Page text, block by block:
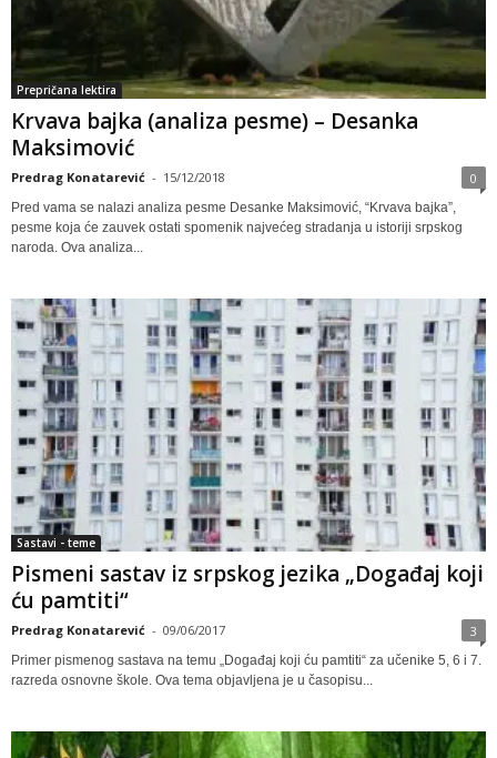
Prepričana lektira
Krvava bajka (analiza pesme) – Desanka
Maksimović
Predrag Konatarević - 15/12/2018 0
Pred vama se nalazi analiza pesme Desanke Maksimović, “Krvava bajka”,
pesme koja će zauvek ostati spomenik najvećeg stradanja u istoriji srpskog
naroda. Ova analiza...
Sastavi - teme
Pismeni sastav iz srpskog jezika „Događaj koji
ću pamtiti“
Predrag Konatarević - 09/06/2017 3
Primer pismenog sastava na temu „Događaj koji ću pamtiti“ za učenike 5, 6 i 7.
razreda osnovne škole. Ova tema objavljena je u časopisu...